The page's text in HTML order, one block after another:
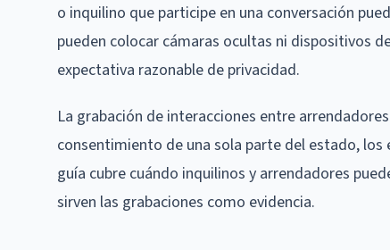
o inquilino que participe en una conversación
pueden colocar cámaras ocultas ni dispositivos
expectativa razonable de privacidad.
La grabación de interacciones entre
consentimiento de una sola parte del estado,
guía cubre cuándo inquilinos y arrendadores
sirven las grabaciones como evidencia.